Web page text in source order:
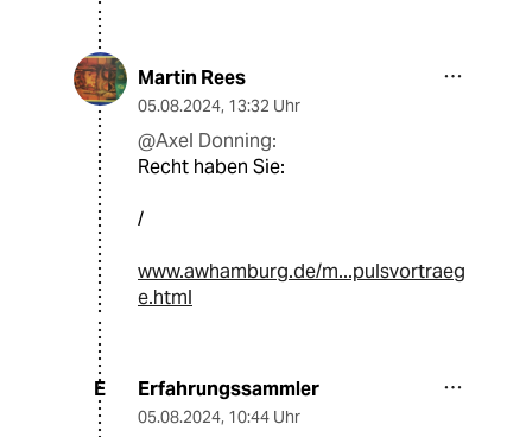
Martin Rees
05.08.2024, 13:32 Uhr
@Axel Donning:
Recht haben Sie:
/
www.awhamburg.de/m...pulsvortraeg
e.html
E Erfahrungssammler
05.08.2024, 10:44 Uhr